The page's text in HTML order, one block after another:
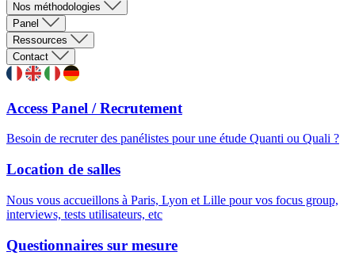
Nos méthodologies
Panel
Ressources
Contact
Access Panel / Recrutement
Besoin de recruter des panélistes pour une étude Quanti ou Quali ?
Location de salles
Nous vous accueillons à Paris, Lyon et Lille pour vos focus group,
interviews, tests utilisateurs, etc
Questionnaires sur mesure